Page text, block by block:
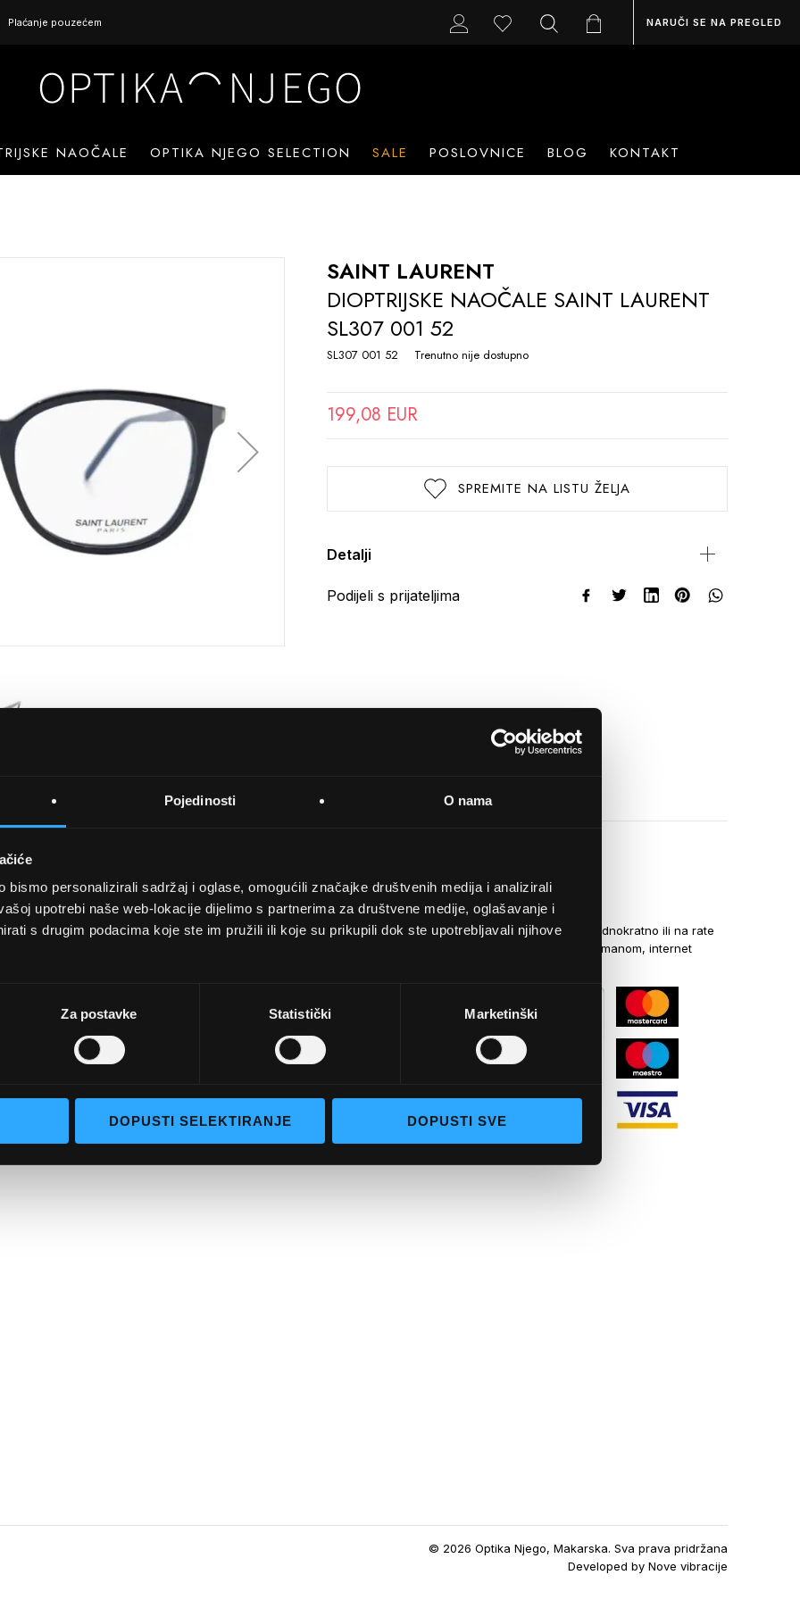
Pojedinosti O nama
bismo personalizirali sadržaj i oglase, omogućili značajke društvenih medija i analizirali
upotrebi naše web-lokacije dijelimo s partnerima za društvene medije, oglašavanje i
s drugim podacima koje ste im pružili ili koje su prikupili dok ste upotrebljavali njihove
Za postavke Statistički Marketinški
DOPUSTI SELEKTIRANJE DOPUSTI SVE
Plaćanje pouzećem NARUČI SE NA PREGLED
NAOČALE OPTIKA NJEGO SELECTION SALE POSLOVNICE BLOG KONTAKT
SAINT LAURENT
DIOPTRIJSKE NAOČALE SAINT LAURENT
SL307 001 52
SL307 001 52 Trenutno nije dostupno
199,08 EUR
SPREMITE NA LISTU ŽELJA
Detalji
Podijeli s prijateljima
selection
UVJETI KUPNJE
Opći uvjeti poslovanja
Napredno pretraživanje
Narudžbe i povrati
NAČINI PLAĆANJA
Kreditnim karticama jednokratno ili na rate
općom uplatnicom, virmanom, internet
© 2026 Optika Njego, Makarska. Sva prava pridržana
Developed byNove vibracije